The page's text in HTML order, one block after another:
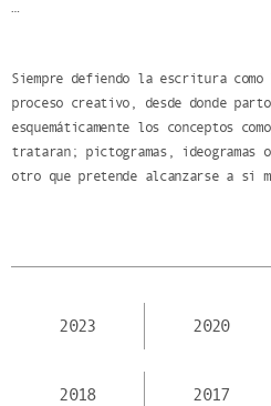
Siempre defiendo la escritura
proceso creativo, desde donde
esquemáticamente los conceptos
trataran; pictogramas, ideogramas
otro que pretende alcanzarse a si
2023 2020
2018 2017